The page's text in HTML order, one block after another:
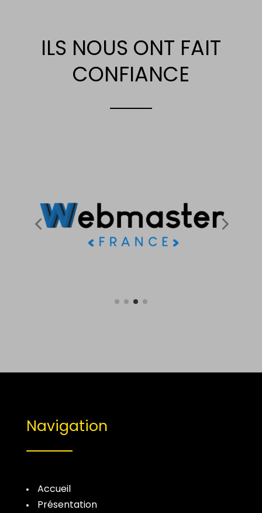
ILS NOUS ONT FAIT
CONFIANCE
Navigation
Accueil
Présentation